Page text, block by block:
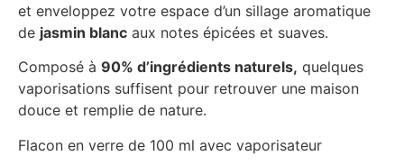
et enveloppez votre espace d’un sillage aromatique
de jasmin blanc aux notes épicées et suaves.
Composé à 90% d’ingrédients naturels, quelques
vaporisations suffisent pour retrouver une maison
douce et remplie de nature.
Flacon en verre de 100 ml avec vaporisateur